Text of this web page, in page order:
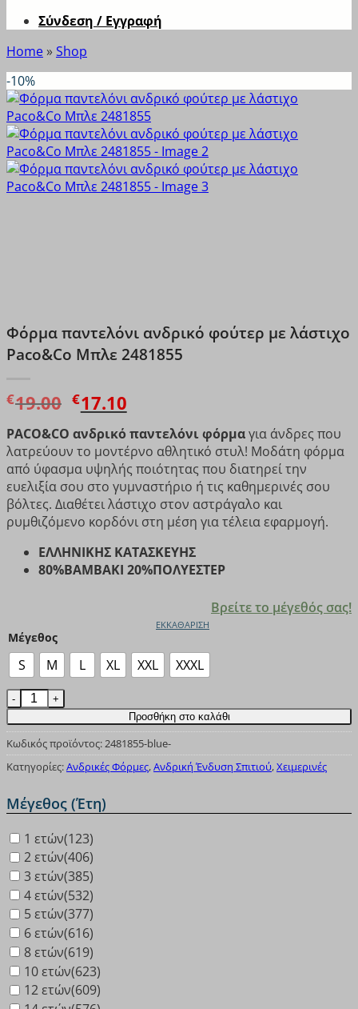
Σύνδεση / Εγγραφή
Home »Shop
-10%
Φόρμα παντελόνι ανδρικό φούτερ με λάστιχο
Paco&Co Μπλε 2481855
€19.00 Original
price
was:
€19.00.
€17.10Η
τρέχουσα
τιμή
είναι:
€17.10.
PACO&CO ανδρικό παντελόνι φόρμαγια άνδρες που
λατρεύουν το μοντέρνο αθλητικό στυλ! Μοδάτη φόρμα
από ύφασμα υψηλής ποιότητας που διατηρεί την
ευελιξία σου στο γυμναστήριο ή τις καθημερινές σου
βόλτες. Διαθέτει λάστιχο στον αστράγαλο και
ρυμθιζόμενο κορδόνι στη μέση για τέλεια εφαρμογή.
ΕΛΛΗΝΙΚΗΣ ΚΑΤΑΣΚΕΥΗΣ
80%ΒΑΜΒΑΚΙ 20%ΠΟΛΥΕΣΤΕΡ
Βρείτε το μέγεθός σας!
Μέγεθος
S M L XL XXL XXXL
ΕΚΚΑΘΆΡΙΣΗ
Φόρμα παντελόνι ανδρικό φούτερ με λάστιχο Paco&Co
Προσθήκη στο καλάθι
Κωδικός προϊόντος:2481855-blue-
Κατηγορίες:Ανδρικές Φόρμες,Ανδρική Ένδυση Σπιτιού,Χειμερινές
Μέγεθος (Έτη)
1 ετών(123)
2 ετών(406)
3 ετών(385)
4 ετών(532)
5 ετών(377)
6 ετών(616)
8 ετών(619)
10 ετών(623)
12 ετών(609)